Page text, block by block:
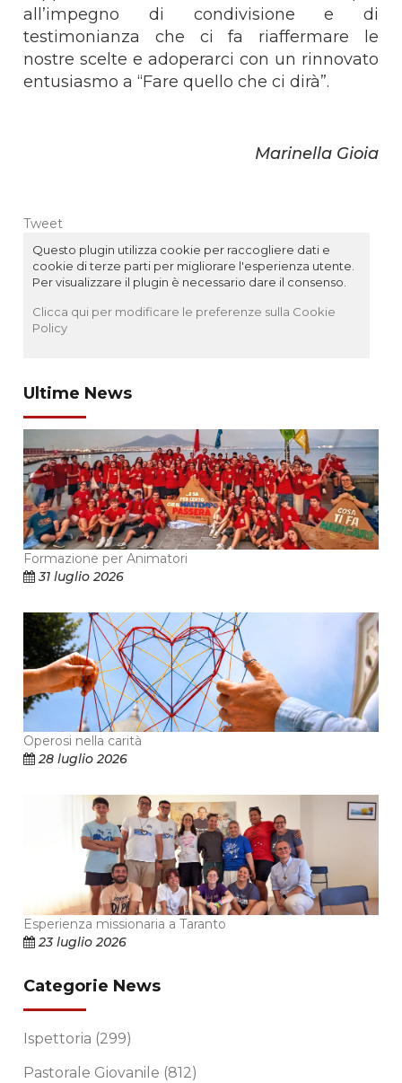
all’impegno di condivisione e di
testimonianza che ci fa riaffermare le
nostre scelte e adoperarci con un rinnovato
entusiasmo a “Fare quello che ci dirà”.
Marinella Gioia
Tweet
Questo plugin utilizza cookie per raccogliere dati e
cookie di terze parti per migliorare l'esperienza utente.
Per visualizzare il plugin è necessario dare il consenso.
Clicca qui per modificare le preferenze sulla Cookie
Policy
Ultime News
Formazione per Animatori
31 luglio 2026
Operosi nella carità
28 luglio 2026
Esperienza missionaria a Taranto
23 luglio 2026
Categorie News
Ispettoria (299)
Pastorale Giovanile (812)